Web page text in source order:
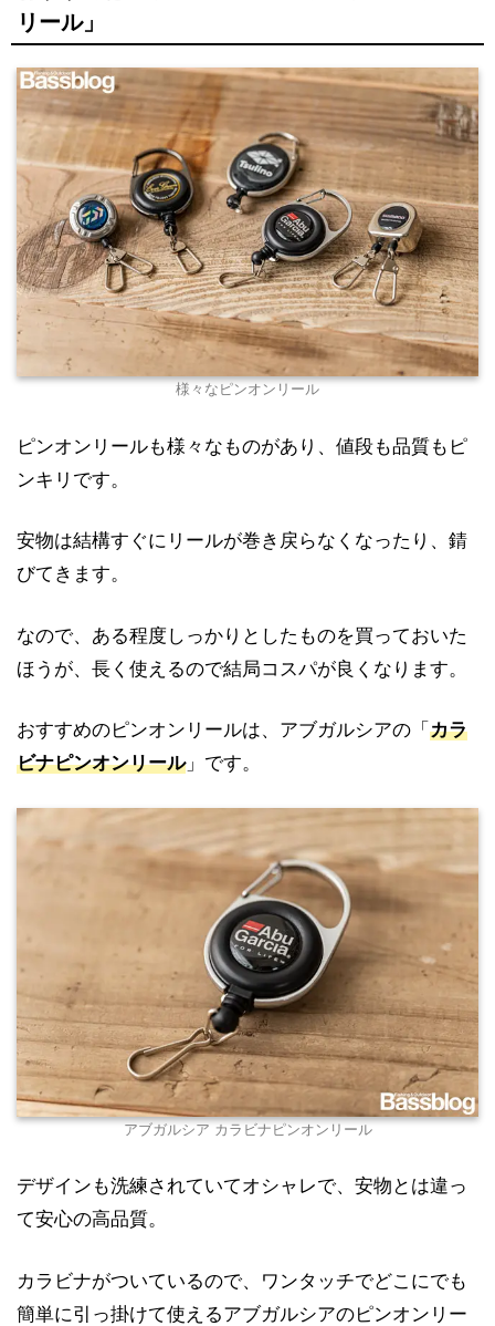
リール」
様々なピンオンリール
ピンオンリールも様々なものがあり、値段も品質もピ
ンキリです。
安物は結構すぐにリールが巻き戻らなくなったり、錆
びてきます。
なので、ある程度しっかりとしたものを買っておいた
ほうが、長く使えるので結局コスパが良くなります。
おすすめのピンオンリールは、アブガルシアの「 カラ
ビナピンオンリール」です。
アブガルシア カラビナピンオンリール
デザインも洗練されていてオシャレで、安物とは違っ
て安心の高品質。
カラビナがついているので、ワンタッチでどこにでも
簡単に引っ掛けて使えるアブガルシアのピンオンリー